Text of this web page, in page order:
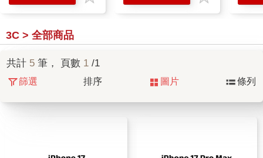
3C > 全部商品
共計 5 筆， 頁數 1 /1
篩選 排序 圖片 條列